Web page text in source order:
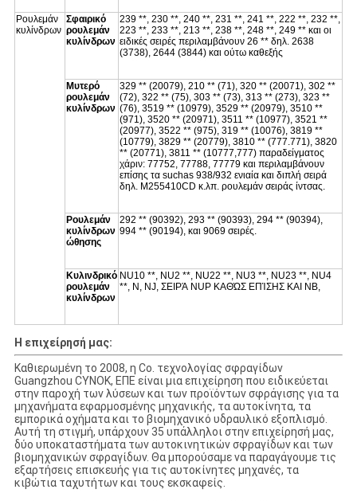
Ρουλεμάν
κυλίνδρων
Σφαιρικό
ρουλεμάν
κυλίνδρων
239 **, 230 **, 240 **, 231 **, 241 **, 222 **, 232 **,
223 **, 233 **, 213 **, 238 **, 248 **, 249 ** και οι
ειδικές σειρές περιλαμβάνουν 26 ** δηλ. 2638
(3738), 2644 (3844) και ούτω καθεξής
Μυτερό
ρουλεμάν
κυλίνδρων
329 ** (20079), 210 ** (71), 320 ** (20071), 302 **
(72), 322 ** (75), 303 ** (73), 313 ** (273), 323 **
(76), 3519 ** (10979), 3529 ** (20979), 3510 **
(971), 3520 ** (20971), 3511 ** (10977), 3521 **
(20977), 3522 ** (975), 319 ** (10076), 3819 **
(10779), 3829 ** (20779), 3810 ** (777.771), 3820
** (20771), 3811 ** (10777,777) παραδείγματος
χάριν: 77752, 77788, 77779 και περιλαμβάνουν
επίσης τα suchas 938/932 ενιαία και διπλή σειρά
δηλ. M255410CD κ.λπ. ρουλεμάν σειράς ίντσας.
Ρουλεμάν
κυλίνδρων
ώθησης
292 ** (90392), 293 ** (90393), 294 ** (90394),
994 ** (90194), και 9069 σειρές.
Κυλινδρικό
ρουλεμάν
κυλίνδρων
NU10 **, NU2 **, NU22 **, NU3 **, NU23 **, NU4
**, Ν, NJ, ΣΕΙΡΆ NUP ΚΑΘΏΣ ΕΠΊΣΗΣ ΚΑΙ NB,
Η επιχείρησή μας:
Καθιερωμένη το 2008, η Co. τεχνολογίας σφραγίδων
Guangzhou CYNOK, ΕΠΕ είναι μια επιχείρηση που ειδικεύεται
στην παροχή των λύσεων και των προϊόντων σφράγισης για τα
μηχανήματα εφαρμοσμένης μηχανικής, τα αυτοκίνητα, τα
εμπορικά οχήματα και το βιομηχανικό υδραυλικό εξοπλισμό.
Αυτή τη στιγμή, υπάρχουν 35 υπάλληλοι στην επιχείρησή μας,
δύο υποκαταστήματα των αυτοκινητικών σφραγίδων και των
βιομηχανικών σφραγίδων. Θα μπορούσαμε να παραγάγουμε τις
εξαρτήσεις επισκευής για τις αυτοκίνητες μηχανές, τα
κιβώτια ταχυτήτων και τους εκσκαφείς.